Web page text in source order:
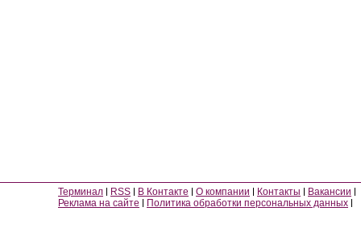
Терминал RSS В Контакте О компании Контакты
Вакансии
Реклама на сайте
Политика обработки персональных данных